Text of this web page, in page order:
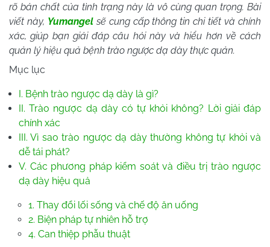
rõ bản chất của tình trạng này là vô cùng quan trọng. Bài
viết này, Yumangel sẽ cung cấp thông tin chi tiết và chính
xác, giúp bạn giải đáp câu hỏi này và hiểu hơn về cách
quản lý hiệu quả bệnh trào ngược dạ dày thực quản.
Mục lục
I. Bệnh trào ngược dạ dày là gì?
II. Trào ngược dạ dày có tự khỏi không? Lời giải đáp
chính xác
III. Vì sao trào ngược dạ dày thường không tự khỏi và
dễ tái phát?
V. Các phương pháp kiểm soát và điều trị trào ngược
dạ dày hiệu quả
1. Thay đổi lối sống và chế độ ăn uống
2. Biện pháp tự nhiên hỗ trợ
4. Can thiệp phẫu thuật